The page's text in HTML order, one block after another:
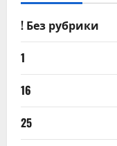
! Без рубрики
1
16
25